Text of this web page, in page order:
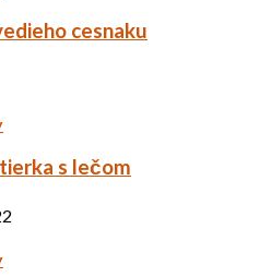
cesnaku
s lečom